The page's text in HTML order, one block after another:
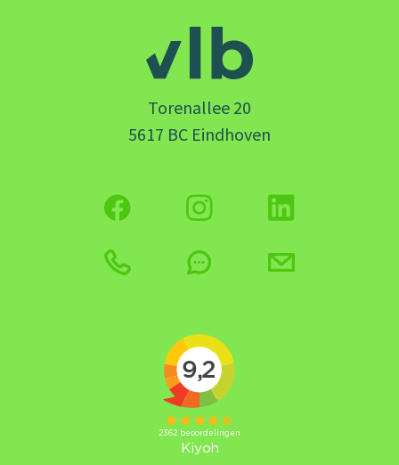
Torenallee 20
5617 BC Eindhoven